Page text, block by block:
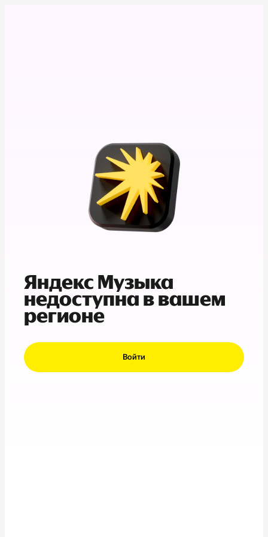
Яндекс Музыка
недоступна в вашем
регионе
Войти